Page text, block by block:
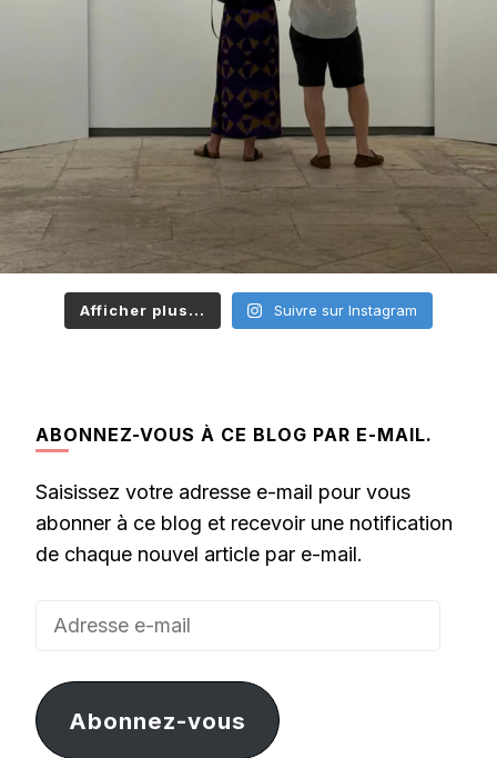
Afficher plus... Suivre sur Instagram
ABONNEZ-VOUS À CE BLOG PAR E-MAIL.
Saisissez votre adresse e-mail pour vous
abonner à ce blog et recevoir une notification
de chaque nouvel article par e-mail.
Adresse
mail
Abonnez-vous